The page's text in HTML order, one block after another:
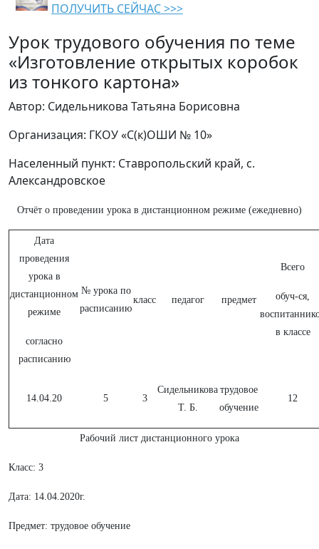
ПОЛУЧИТЬ СЕЙЧАС >>>
Урок трудового обучения по теме
«Изготовление открытых коробок
из тонкого картона»
Автор: Сидельникова Татьяна Борисовна
Организация: ГКОУ «С(к)ОШИ № 10»
Населенный пункт: Ставропольский край, с.
Александровское
Отчёт о проведении урока в дистанционном режиме (ежедневно)
Дата
проведения
урока в
дистанционном
режиме
согласно
расписанию
№ урока по
расписанию
класс педагог предмет
Всего
обуч-ся,
в классе
14.04.20 5 3
Сидельникова
Т. Б.
трудовое
обучение
12
Рабочий лист дистанционного урока
Класс: 3
Дата: 14.04.2020г.
Предмет: трудовое обучение